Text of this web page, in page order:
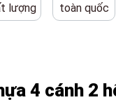
lượng
toàn quốc
4 cánh 2